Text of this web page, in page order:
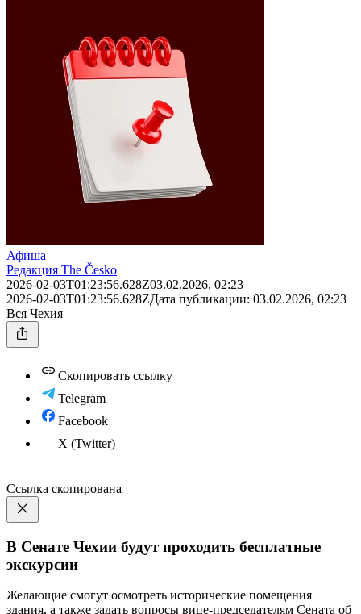
Афиша
Редакция The Česko
2026-02-03T01:23:56.628Z03.02.2026, 02:23
2026-02-03T01:23:56.628ZДата публикации: 03.02.2026, 02:23
Вся Чехия
Скопировать ссылку
Telegram
Facebook
X (Twitter)
Ссылка скопирована
В Сенате Чехии будут проходить бесплатные
экскурсии
Желающие смогут осмотреть исторические помещения
здания, а также задать вопросы вице-председателям Сената об